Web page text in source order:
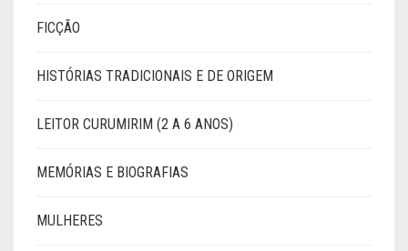
FICÇÃO
HISTÓRIAS TRADICIONAIS E DE ORIGEM
LEITOR CURUMIRIM (2 A 6 ANOS)
MEMÓRIAS E BIOGRAFIAS
MULHERES